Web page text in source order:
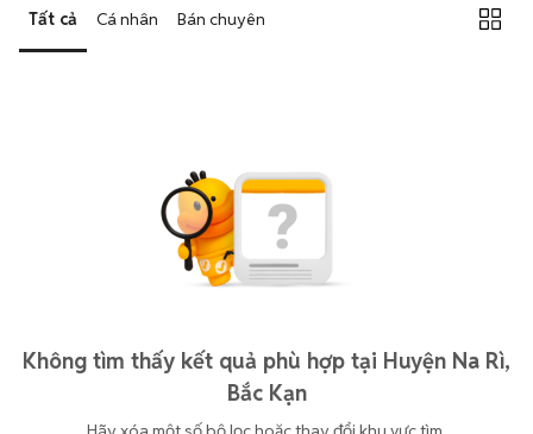
Tất cả Cá nhân Bán chuyên
Không tìm thấy kết quả phù hợp tại Huyện Na Rì,
Bắc Kạn